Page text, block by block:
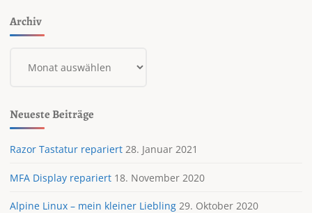
Archiv
Neueste Beiträge
Razor Tastatur repariert 28. Januar 2021
MFA Display repariert 18. November 2020
Alpine Linux – mein kleiner Liebling 29. Oktober 2020